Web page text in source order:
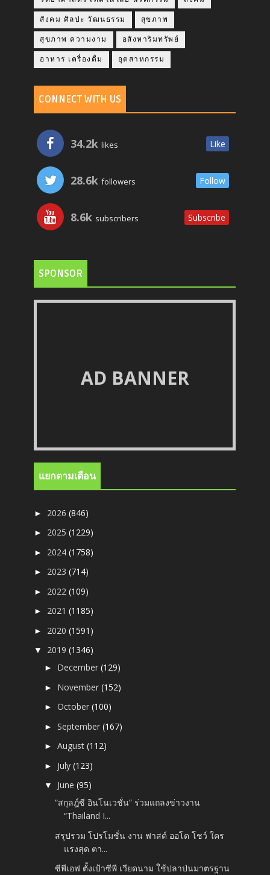
สังคม ศิลปะ วัฒนธรรม สุขภาพ
สุขภาพ ความงาม อสังหาริมทรัพย์
อาหาร เครื่องดื่ม อุตสาหกรรม
CONNECT WITH US
34.2k likes Like
28.6k followers Follow
8.6k subscribers Subscribe
SPONSOR
AD BANNER
แยกตามเดือน
► 2026(846)
► 2025(1229)
► 2024(1758)
► 2023(714)
► 2022(109)
► 2021(1185)
► 2020(1591)
▼ 2019(1346)
► December(129)
► November(152)
►October(100)
►September(167)
►August(112)
► July(123)
▼ June(95)
“สกุลฎ์ซี อินโนเวชั่น” ร่วมแถลงข่าวงาน
“Thailand I...
สรุปรวม โปรโมชั่น งาน ฟาสต์ ออโต โชว์ ใคร
แรงสุด ตา...
ซีพีเอฟ ตั้งเป้าซีพี เวียดนาม ใช้ปลาป่นมาตรฐาน